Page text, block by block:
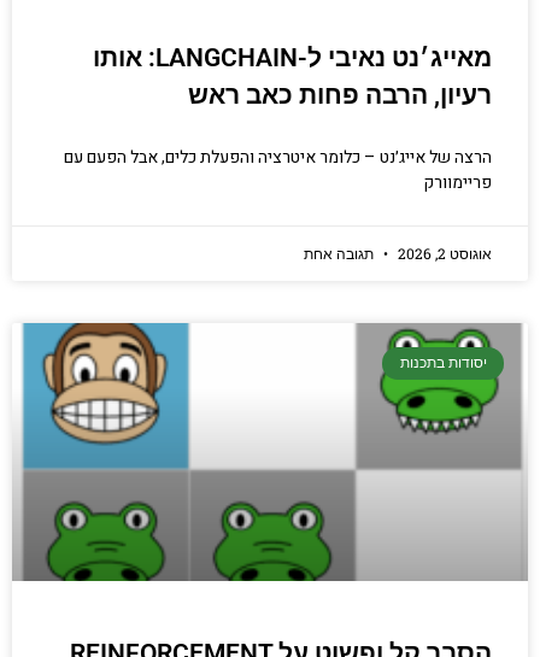
מאייג׳נט נאיבי ל-LANGCHAIN: אותו
הרבה פחות כאב ראש
של אייג׳נט – כלומר איטרציה והפעלת כלים, אבל הפעם עם
תגובה אחת
בתכנות